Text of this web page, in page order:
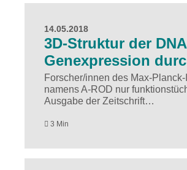
14.05.2018
3D-Struktur der
Genexpression
Forscher/innen des Max-
namens A-ROD nur
Ausgabe der Zeitschrift…
3 Min